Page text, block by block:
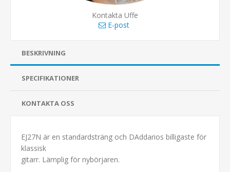
Kontakta Uffe
E-post
BESKRIVNING
SPECIFIKATIONER
KONTAKTA OSS
EJ27N är en standardsträng och DAddarios billigaste för
klassisk
gitarr. Lämplig för nybörjaren.